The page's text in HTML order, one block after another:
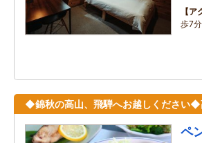
ア
歩7分
◆錦秋の高山、飛騨へお越しください◆
ペ